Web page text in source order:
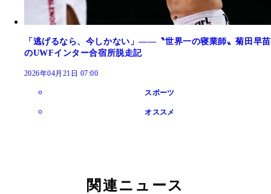
「逃げるなら、今しかない」――〝世界一の寝業師〟菊田早苗
のUWFインター合宿所脱走記
2026年04月21日 07:00
スポーツ
オススメ
関連ニュース